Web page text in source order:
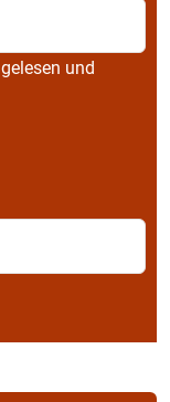
gelesen und